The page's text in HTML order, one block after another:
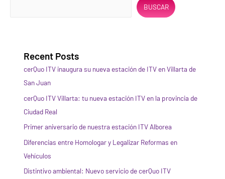
BUSCAR
Recent Posts
cerQuo ITV inaugura su nueva estación de ITV en Villarta de
San Juan
cerQuo ITV Villarta: tu nueva estación ITV en la provincia de
Ciudad Real
Primer aniversario de nuestra estación ITV Alborea
Diferencias entre Homologar y Legalizar Reformas en
Vehículos
Distintivo ambiental: Nuevo servicio de cerQuo ITV